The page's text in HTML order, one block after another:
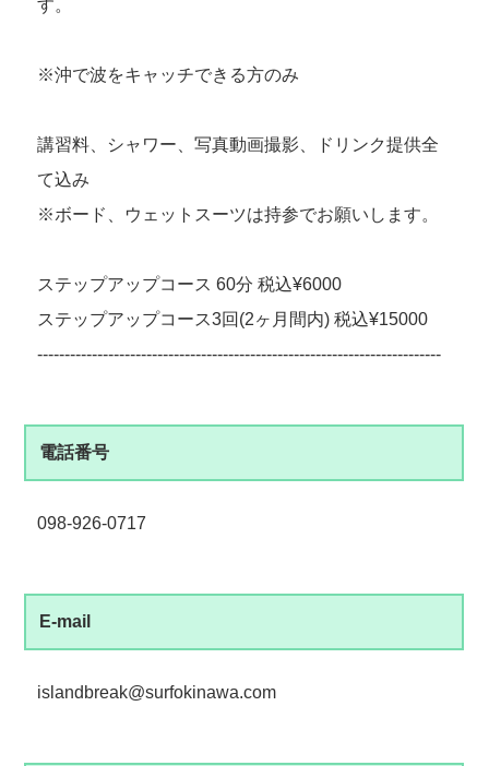
す。
※沖で波をキャッチできる方のみ
講習料、シャワー、写真動画撮影、ドリンク提供全
て込み
※ボード、ウェットスーツは持参でお願いします。
ステップアップコース 60分 税込¥6000
ステップアップコース3回(2ヶ月間内) 税込¥15000
--------------------------------------------------------------------------
電話番号
098-926-0717
E-mail
islandbreak@surfokinawa.com